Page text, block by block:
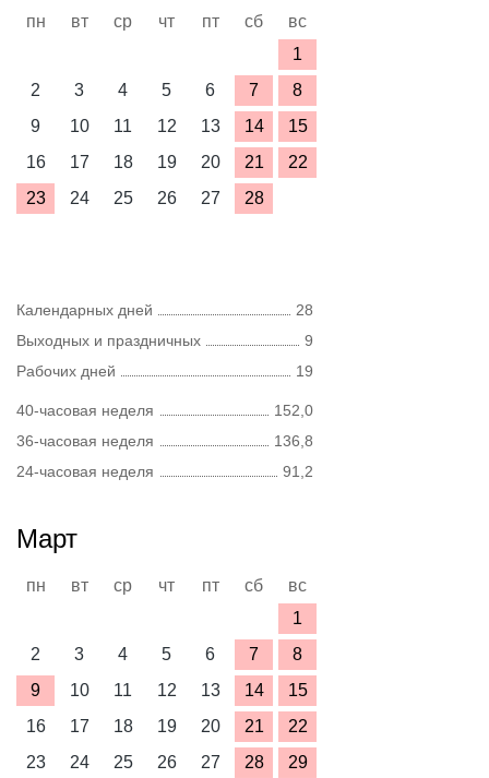
пн вт ср чт пт сб
вс
1
2
3 4 5 6 7
8
9
10 11 12 13 14
15
16
17 18 19 20 21
22
23
24 25 26 27 28
Календарных дней
28
Выходных и праздничных
9
Рабочих дней
19
40-часовая неделя
152,0
36-часовая неделя
136,8
24-часовая неделя
91,2
Март
пн вт ср чт пт сб
вс
1
2
3 4 5 6 7
8
9
10 11 12 13 14
15
16
17 18 19 20 21
22
23
24 25 26 27 28
29